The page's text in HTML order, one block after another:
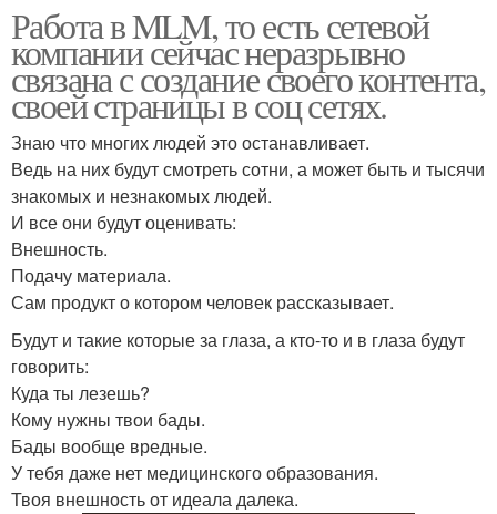
Работа в MLM, то есть сетевой
компании сейчас неразрывно
связана с создание своего контента,
своей страницы в соц сетях.
Знаю что многих людей это останавливает.
Ведь на них будут смотреть сотни, а может быть и тысячи
знакомых и незнакомых людей.
И все они будут оценивать:
Внешность.
Подачу материала.
Сам продукт о котором человек рассказывает.
Будут и такие которые за глаза, а кто-то и в глаза будут
говорить:
Куда ты лезешь?
Кому нужны твои бады.
Бады вообще вредные.
У тебя даже нет медицинского образования.
Твоя внешность от идеала далека.